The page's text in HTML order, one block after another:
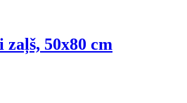
50x80 cm